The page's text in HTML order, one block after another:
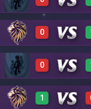
3 A2
0 A6
0
0 A7
0
0 B8
1